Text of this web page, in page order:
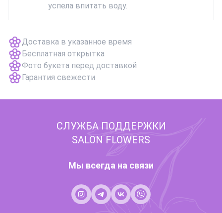
успела впитать воду.
Доставка в указанное время
Бесплатная открытка
Фото букета перед доставкой
Гарантия свежести
СЛУЖБА ПОДДЕРЖКИ
SALON FLOWERS
Мы всегда на связи